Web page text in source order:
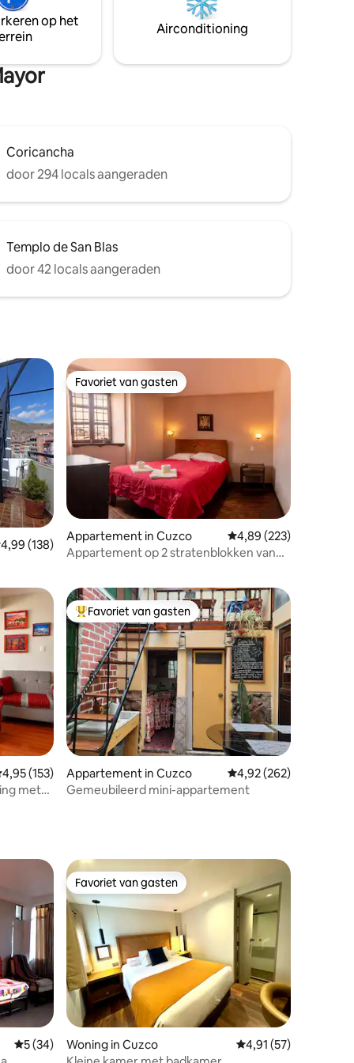
het
je geen beschikbaarheid vindt, kun je ook
zoeken naar ons andere appartement:
Casa Arco Iris II – Downtown, geweldig
op het
Airconditioning
Coricancha
door 294 locals aangeraden
Templo de San Blas
door 42 locals aangeraden
beoordeling van 4,99 uit 5, 138 recensies
4,99 (138)
Favoriet van gasten
Favoriet van gasten
Appartement in Cuzco Gemiddelde
4,89 (223)
Appartement op 2 stratenblokken van
beoordeling van 4,95 uit 5, 153 recensies
4,95 (153)
met
Topfavoriet van gasten
Favoriet van gasten
Appartement in Cuzco Gemiddelde
4,92 (262)
Gemeubileerd mini-appartement
Gemiddelde beoordeling van 5 uit 5, 34 recensies
5 (34)
Favoriet van gasten
Favoriet van gasten
Woning in Cuzco Gemiddelde
4,91 (57)